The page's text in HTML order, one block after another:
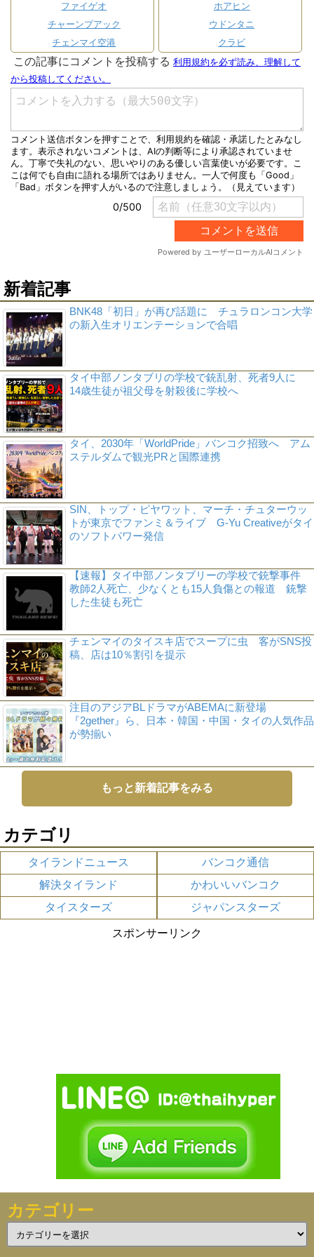
ファイゲオ
チャーンプアック
チェンマイ空港
ホアヒン
ウドンタニ
クラビ
新着記事
BNK48「初日」が再び話題に チュラロンコン大学
の新入生オリエンテーションで合唱
タイ中部ノンタブリの学校で銃乱射、死者9人に
14歳生徒が祖父母を射殺後に学校へ
タイ、2030年「WorldPride」バンコク招致へ アム
ステルダムで観光PRと国際連携
SIN、トップ・ピヤワット、マーチ・チュターウッ
トが東京でファンミ＆ライブ G-Yu Creativeがタイ
のソフトパワー発信
【速報】タイ中部ノンタブリーの学校で銃撃事件
教師2人死亡、少なくとも15人負傷との報道 銃撃
した生徒も死亡
チェンマイのタイスキ店でスープに虫 客がSNS投
稿、店は10％割引を提示
注目のアジアBLドラマがABEMAに新登場
『2gether』ら、日本・韓国・中国・タイの人気作品
が勢揃い
もっと新着記事をみる
カテゴリ
タイランドニュース
バンコク通信
解決タイランド
かわいいバンコク
タイスターズ
ジャパンスターズ
スポンサーリンク
カテゴリー
テ